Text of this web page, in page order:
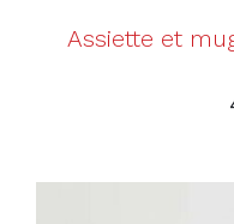
Assiette et